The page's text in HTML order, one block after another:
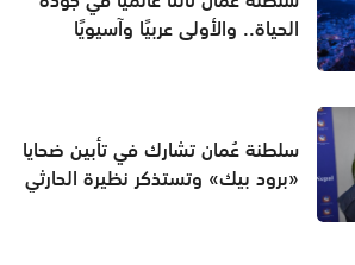
الحياة.. والأولى عربيًا وآسيويًا
سلطنة عُمان تشارك في تأبين ضحايا
«برود بيك» وتستذكر نظيرة الحارثي